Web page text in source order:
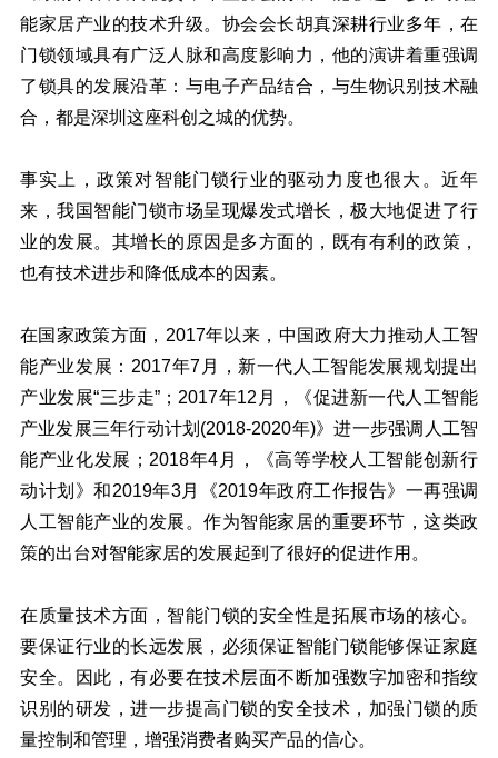
能家居产业的技术升级。协会会长胡真深耕行业多年，在
门锁领域具有广泛人脉和高度影响力，他的演讲着重强调
了锁具的发展沿革：与电子产品结合，与生物识别技术融
合，都是深圳这座科创之城的优势。
事实上，政策对智能门锁行业的驱动力度也很大。近年
来，我国智能门锁市场呈现爆发式增长，极大地促进了行
业的发展。其增长的原因是多方面的，既有有利的政策，
也有技术进步和降低成本的因素。
在国家政策方面，2017年以来，中国政府大力推动人工智
能产业发展：2017年7月，新一代人工智能发展规划提出
产业发展“三步走”；2017年12月，《促进新一代人工智能
产业发展三年行动计划(2018-2020年)》进一步强调人工智
能产业化发展；2018年4月，《高等学校人工智能创新行
动计划》和2019年3月《2019年政府工作报告》一再强调
人工智能产业的发展。作为智能家居的重要环节，这类政
策的出台对智能家居的发展起到了很好的促进作用。
在质量技术方面，智能门锁的安全性是拓展市场的核心。
要保证行业的长远发展，必须保证智能门锁能够保证家庭
安全。因此，有必要在技术层面不断加强数字加密和指纹
识别的研发，进一步提高门锁的安全技术，加强门锁的质
量控制和管理，增强消费者购买产品的信心。